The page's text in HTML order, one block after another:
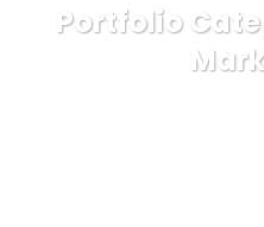
Portfolio